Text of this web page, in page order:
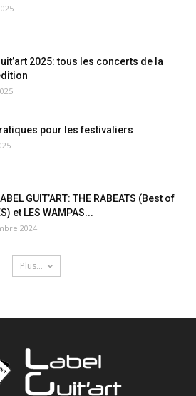
2025: tous les concerts de la
pour les festivaliers
GUIT’ART: THE RABEATS (Best of
et LES WAMPAS...
2024
Plus...